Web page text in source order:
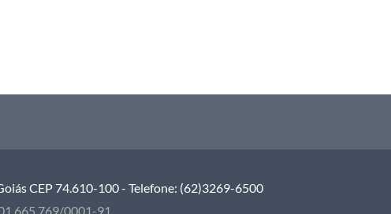
CEP 74.610-100 - Telefone: (62)3269-6500
0001-91